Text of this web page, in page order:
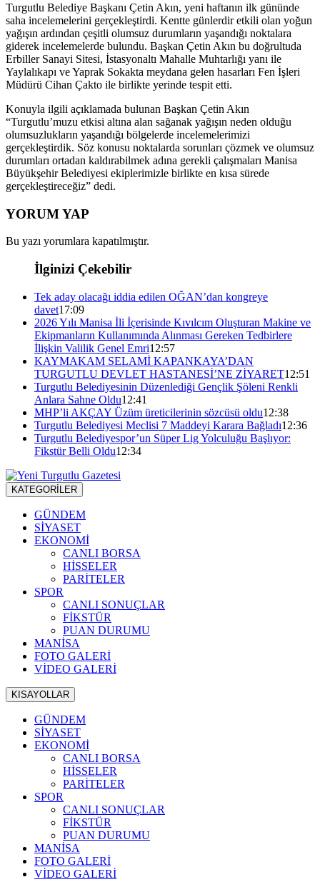
Turgutlu Belediye Başkanı Çetin Akın, yeni haftanın ilk gününde
saha incelemelerini gerçekleştirdi. Kentte günlerdir etkili olan yoğun
yağışın ardından çeşitli olumsuz durumların yaşandığı noktalara
giderek incelemelerde bulundu. Başkan Çetin Akın bu doğrultuda
Erbiller Sanayi Sitesi, İstasyonaltı Mahalle Muhtarlığı yanı ile
Yaylalıkapı ve Yaprak Sokakta meydana gelen hasarları Fen İşleri
Müdürü Cihan Çakto ile birlikte yerinde tespit etti.
Konuyla ilgili açıklamada bulunan Başkan Çetin Akın
“Turgutlu’muzu etkisi altına alan sağanak yağışın neden olduğu
olumsuzlukların yaşandığı bölgelerde incelemelerimizi
gerçekleştirdik. Söz konusu noktalarda sorunları çözmek ve olumsuz
durumları ortadan kaldırabilmek adına gerekli çalışmaları Manisa
Büyükşehir Belediyesi ekiplerimizle birlikte en kısa sürede
gerçekleştireceğiz” dedi.
YORUM YAP
Bu yazı yorumlara kapatılmıştır.
İlginizi Çekebilir
Tek aday olacağı iddia edilen OĞAN’dan kongreye
davet17:09
2026 Yılı Manisa İli İçerisinde Kıvılcım Oluşturan Makine ve
Ekipmanların Kullanımında Alınması Gereken Tedbirlere
İlişkin Valilik Genel Emri12:57
KAYMAKAM SELAMİ KAPANKAYA’DAN
TURGUTLU DEVLET HASTANESİ’NE ZİYARET12:51
Turgutlu Belediyesinin Düzenlediği Gençlik Şöleni Renkli
Anlara Sahne Oldu12:41
MHP’li AKÇAY Üzüm üreticilerinin sözcüsü oldu12:38
Turgutlu Belediyesi Meclisi 7 Maddeyi Karara Bağladı12:36
Turgutlu Belediyespor’un Süper Lig Yolculuğu Başlıyor:
Fikstür Belli Oldu12:34
KATEGORİLER
GÜNDEM
SİYASET
EKONOMİ
CANLI BORSA
HİSSELER
PARİTELER
SPOR
CANLI SONUÇLAR
FİKSTÜR
PUAN DURUMU
MANİSA
FOTO GALERİ
VİDEO GALERİ
KISAYOLLAR
GÜNDEM
SİYASET
EKONOMİ
CANLI BORSA
HİSSELER
PARİTELER
SPOR
CANLI SONUÇLAR
FİKSTÜR
PUAN DURUMU
MANİSA
FOTO GALERİ
VİDEO GALERİ